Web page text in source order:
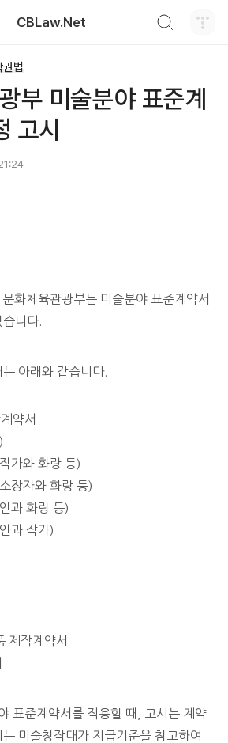
CBLaw.Net
법
부 미술분야 표준계
고시
화체육관광부는 미술분야 표준계약서
니다.
아래와 같습니다.
약서
가와 화랑 등)
장자와 화랑 등)
과 화랑 등)
과 작가)
제작계약서
표준계약서를 적용할 때, 고시는 계약
미술창작대가 지급기준을 참고하여